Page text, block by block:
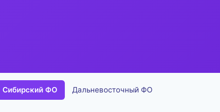
Сибирский ФО Дальневосточный ФО